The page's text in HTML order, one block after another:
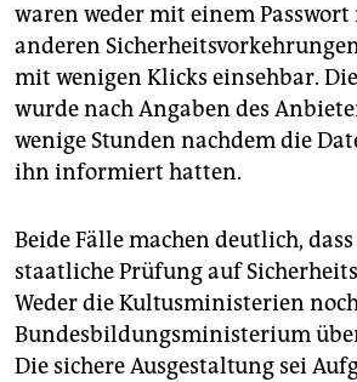
waren weder mit einem
anderen
mit wenigen Klicks einsehbar.
wurde nach Angaben des
wenige Stunden nachdem die
ihn informiert hatten.
Beide Fälle machen deutlich,
staatliche Prüfung auf
Weder die Kultusministerien
Bundesbildungsministerium
Die sichere Ausgestaltung sei